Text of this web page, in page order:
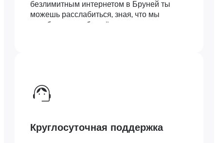
безлимитным интернетом в Бруней ты
можешь расслабиться, зная, что мы
позаботились обо всём.
Круглосуточная поддержка